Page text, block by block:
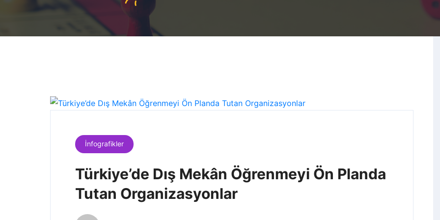
İnfografikler
Türkiye’de Dış Mekân Öğrenmeyi Ön Planda
Tutan Organizasyonlar